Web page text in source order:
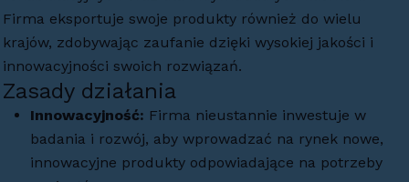
Firma eksportuje swoje produkty również do wielu
krajów, zdobywając zaufanie dzięki wysokiej jakości i
innowacyjności swoich rozwiązań.
Zasady działania
Innowacyjność: Firma nieustannie inwestuje w
badania i rozwój, aby wprowadzać na rynek nowe,
innowacyjne produkty odpowiadające na potrzeby